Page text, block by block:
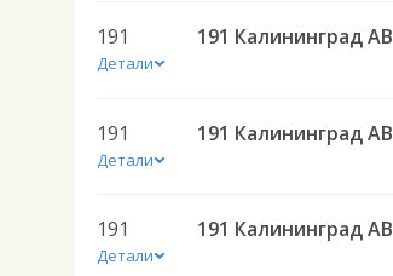
191
Детали
191
Детали
191
Детали